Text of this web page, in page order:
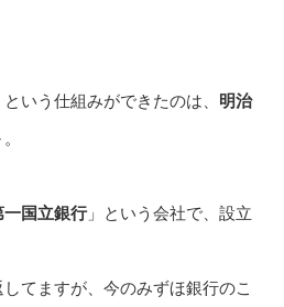
という仕組みができたのは、 明治
一国立銀行」という会社で、設立
てますが、今のみずほ銀行のこ